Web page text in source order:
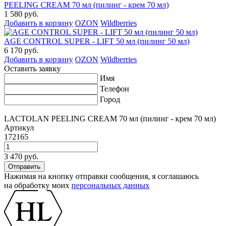
PEELING CREAM 70 мл (пилинг - крем 70 мл)
1 580 руб.
Добавить в корзину OZON Wildberries
AGE CONTROL SUPER - LIFT 50 мл (пилинг 50 мл)
6 170 руб.
Добавить в корзину OZON Wildberries
Оставить заявку
Имя
Телефон
Город
LACTOLAN PEELING CREAM 70 мл (пилинг - крем 70 мл)
Артикул
172165
3 470 руб.
Нажимая на кнопку отправки сообщения, я соглашаюсь
на обработку моих персональных данных